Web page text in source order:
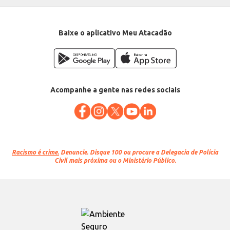
Baixe o aplicativo Meu Atacadão
Acompanhe a gente nas redes sociais
Racismo é crime. Denuncie. Disque 100 ou procure a Delegacia de Polícia
Civil mais próxima ou o Ministério Público.